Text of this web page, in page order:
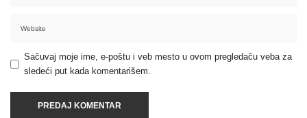
Sačuvaj moje ime, e-poštu i veb mesto u ovom pregledaču veba za
sledeći put kada komentarišem.